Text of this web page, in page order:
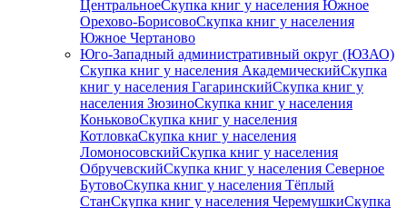
ЦентральноеСкупка книг у населения Южное
Орехово-БорисовоСкупка книг у населения
Южное Чертаново
Юго-Западный административный округ (ЮЗАО)
Скупка книг у населения АкадемическийСкупка
книг у населения ГагаринскийСкупка книг у
населения ЗюзиноСкупка книг у населения
КоньковоСкупка книг у населения
КотловкаСкупка книг у населения
ЛомоносовскийСкупка книг у населения
ОбручевскийСкупка книг у населения Северное
БутовоСкупка книг у населения Тёплый
СтанСкупка книг у населения ЧеремушкиСкупка